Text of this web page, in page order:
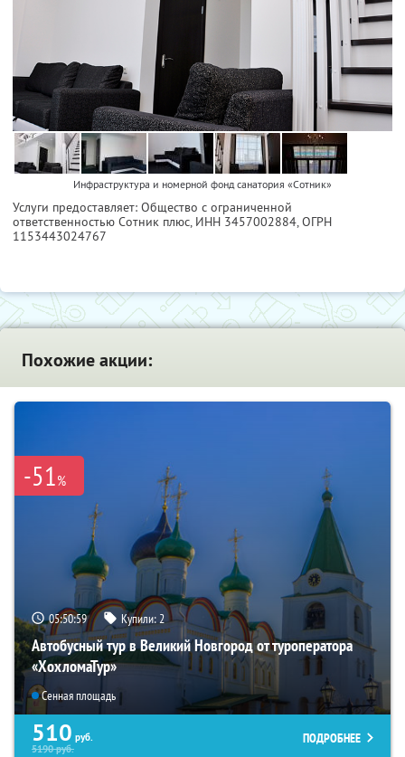
Инфраструктура и номерной фонд санатория «Сотник»
Услуги предоставляет: Общество с ограниченной
ответственностью Сотник плюс, ИНН 3457002884, ОГРН
1153443024767
Похожие акции:
-51%
05:50:58 Купили:2
Автобусный тур в Великий Новгород от туроператора
«ХохломаТур»
Сенная площадь
510 руб.
5190руб.
ПОДРОБНЕЕ